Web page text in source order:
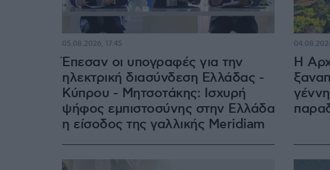
Έπεσαν οι υπογραφές για την
ηλεκτρική διασύνδεση Ελλάδας -
Κύπρου - Μητσοτάκης: Ισχυρή
ψήφος εμπιστοσύνης στην Ελλάδα
η είσοδος της γαλλικής Meridiam
05.08.2026, 17:45
Η